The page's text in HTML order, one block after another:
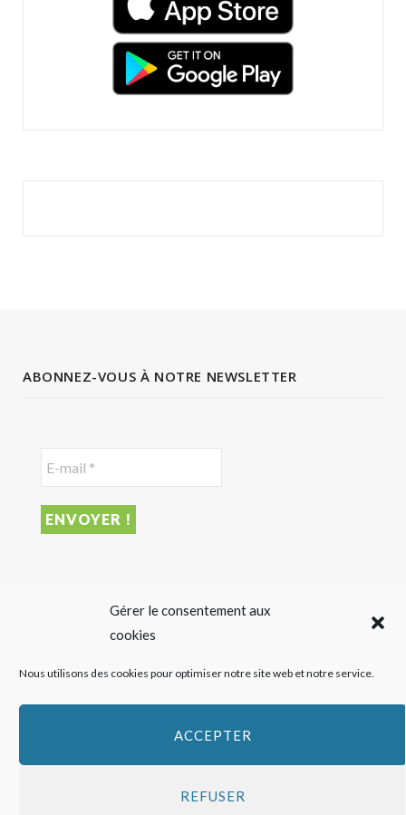
Gérer le consentement aux
cookies
Nous utilisons des cookies pour optimiser notre site web et notre service.
ACCEPTER
REFUSER
ABONNEZ-VOUS À NOTRE NEWSLETTER
DERNIER ARTICLE
Sigalas Rabaud et Moderato revisitent le vin liquoreux